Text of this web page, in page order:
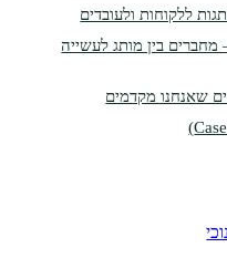
ולעובדים
בין מותג לעשייה